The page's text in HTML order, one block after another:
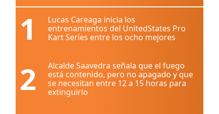
1
Lucas Careaga inicia los
entrenamientos del UnitedStates Pro
Kart Series entre los ocho mejores
2
Alcalde Saavedra señala que el fuego
está contenido, pero no apagado y que
se necesitan entre 12 a 15 horas para
extinguirlo